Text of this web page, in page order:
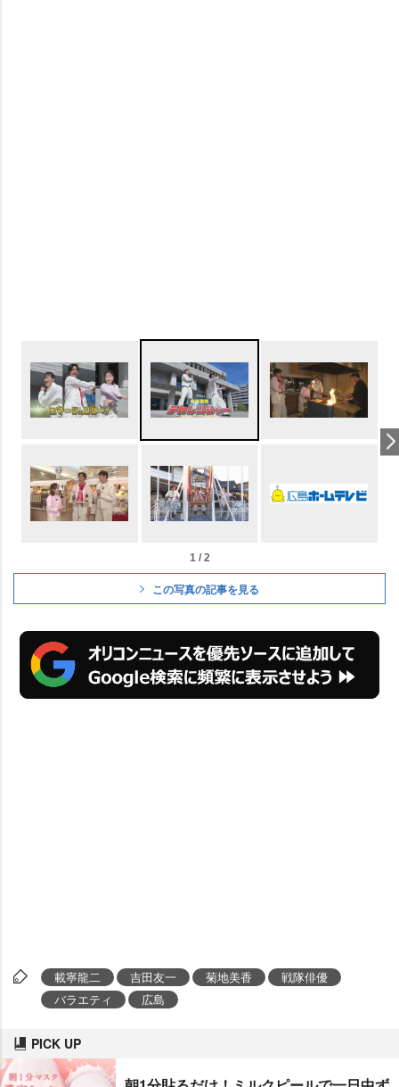
1 / 2
この写真の記事を見る
載寧龍二 吉田友一 菊地美香
戦隊俳優
バラエティ
広島
PICK UP